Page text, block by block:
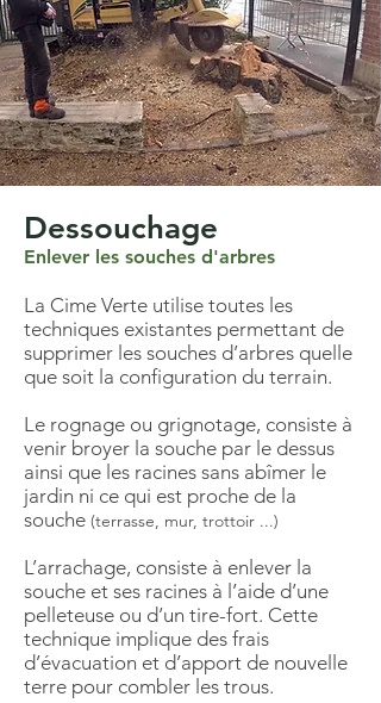
Dessouchage
Enlever les souches d'arbres
La Cime Verte utilise toutes les
techniques existantes permettant de
supprimer les souches d’arbres quelle
que soit la configuration du terrain.
Le rognage ou grignotage, consiste à
venir broyer la souche par le dessus
ainsi que les racines sans abîmer le
jardin ni ce qui est proche de la
souche (terrasse, mur, trottoir ...)
L’arrachage, consiste à enlever la
souche et ses racines à l’aide d’une
pelleteuse ou d’un tire-fort. Cette
technique implique des frais
d’évacuation et d’apport de nouvelle
terre pour combler les trous.